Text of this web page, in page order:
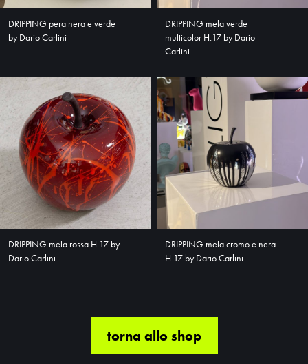
DRIPPING pera nera e verde
by Dario Carlini
DRIPPING mela verde
multicolor H.17 by Dario
Carlini
DRIPPING mela rossa H.17 by
Dario Carlini
DRIPPING mela cromo e nera
H.17 by Dario Carlini
torna allo shop